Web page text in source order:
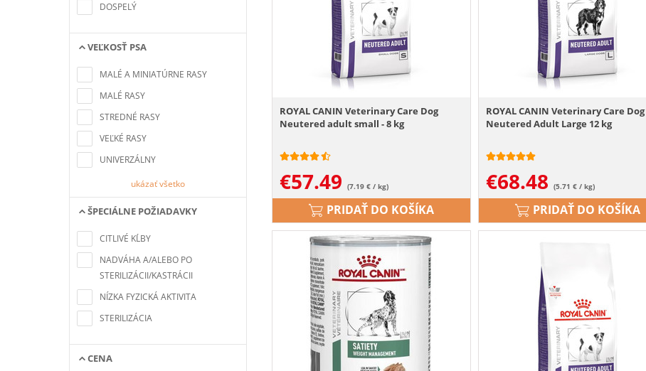
DOSPELÝ
VEĽKOSŤ PSA
zodpovedajúce kritériám
MALÉ A MINIATÚRNE RASY
MALÉ RASY
STREDNÉ RASY
VEĽKÉ RASY
UNIVERZÁLNY
ukázať všetko
ŠPECIÁLNE POŽIADAVKY
zodpovedajúce kritériám
CITLIVÉ KĹBY
NADVÁHA A/ALEBO PO
STERILIZÁCII/KASTRÁCII
NÍZKA FYZICKÁ AKTIVITA
STERILIZÁCIA
CENA
ROYAL CANIN Veterinary Care Dog
Neutered adult small - 8 kg
€57.49 (7.19 € / kg)
PRIDAŤ DO KOŠÍKA
ROYAL CANIN Veterinary Care Dog
Neutered Adult Large 12 kg
€68.48 (5.71 € / kg)
PRIDAŤ DO KOŠÍKA